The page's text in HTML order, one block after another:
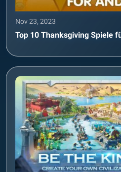
Nov 23, 2023
Top 10 Thanksgiving Spiele